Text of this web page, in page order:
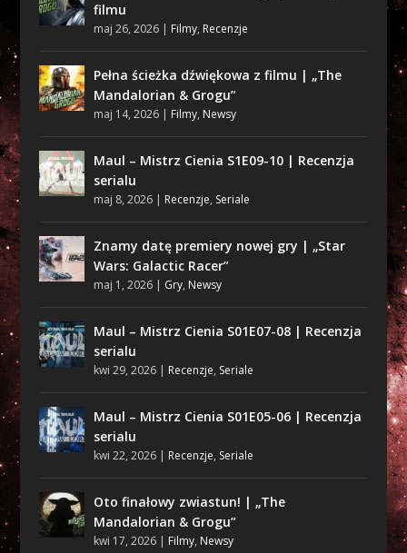
filmu
maj 26, 2026| Filmy, Recenzje
Pełna ścieżka dźwiękowa z filmu | „The
Mandalorian & Grogu”
maj 14, 2026| Filmy, Newsy
Maul – Mistrz Cienia S1E09-10 | Recenzja
serialu
maj 8, 2026| Recenzje, Seriale
Znamy datę premiery nowej gry | „Star
Wars: Galactic Racer”
maj 1, 2026| Gry, Newsy
Maul – Mistrz Cienia S01E07-08 | Recenzja
serialu
kwi 29, 2026| Recenzje, Seriale
Maul – Mistrz Cienia S01E05-06 | Recenzja
serialu
kwi 22, 2026| Recenzje, Seriale
Oto finałowy zwiastun! | „The
Mandalorian & Grogu”
kwi 17, 2026| Filmy, Newsy